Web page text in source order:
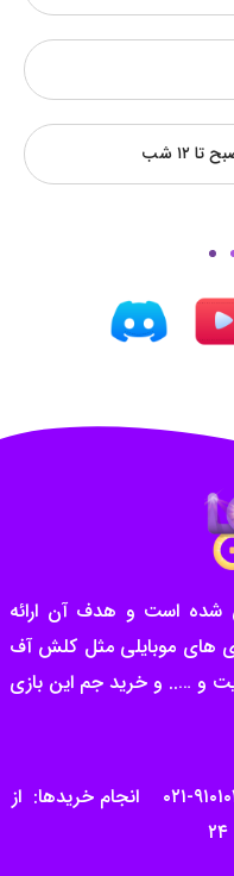
در سال ۱۳۹۳ تاسیس شده است و هدف آن ارائه
های موبایلی مثل کلش آف
و ….. و خرید جم این بازی
پاسخگویی تلفنی (ساعات اداری): ۹۱۰۱۰۴۷۱-۰۲۱ انجام خریدها: از